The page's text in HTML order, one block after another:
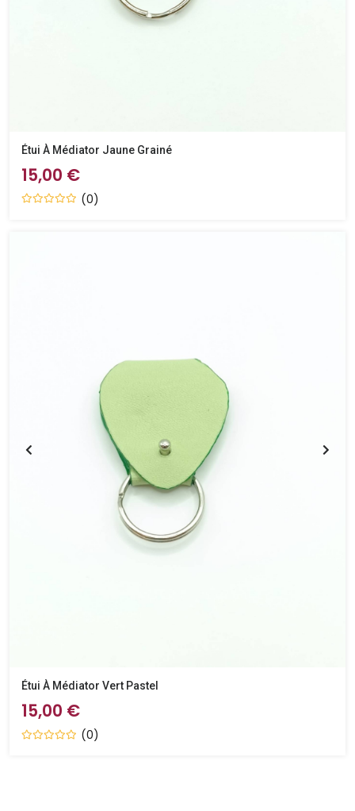
Étui À Médiator Jaune Grainé
15,00 €
(0)
Étui À Médiator Vert Pastel
15,00 €
(0)